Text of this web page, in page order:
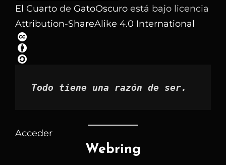
los
artículos
por
mes
El Cuarto de GatoOscuro está bajo licencia
Attribution-ShareAlike 4.0 International
Todo tiene una razón de ser.
Acceder
Webring